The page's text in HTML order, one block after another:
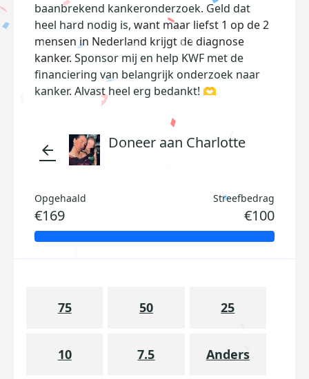
baanbrekend kankeronderzoek. Geld dat
heel hard nodig is, want maar liefst 1 op de 2
mensen in Nederland krijgt de diagnose
kanker. Sponsor mij en help KWF met de
financiering van belangrijk onderzoek naar
kanker. Alvast heel erg bedankt! 🫶
arrow_back Doneer aan Charlotte
Opgehaald
€169
Streefbedrag
€100
75 50 25
10 7.5 Anders